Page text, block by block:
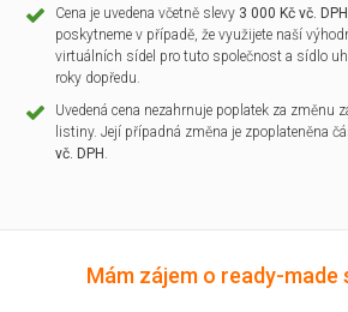
Cena je uvedena včetně slevy 3 000 Kč vč. DPH
poskytneme v případě, že využijete naší
virtuálních sídel pro tuto společnost a sídlo
roky dopředu.
Uvedená cena nezahrnuje poplatek za změnu
listiny. Její případná změna je zpoplateněna
vč. DPH .
Mám zájem o ready-made